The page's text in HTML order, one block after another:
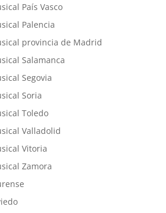
País Vasco
Palencia
provincia de Madrid
Salamanca
Segovia
Soria
Toledo
Valladolid
Vitoria
Zamora